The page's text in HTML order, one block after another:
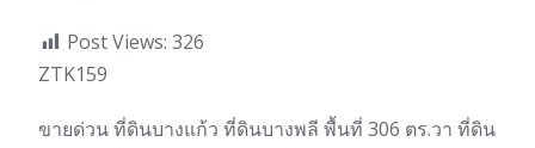
Post Views: 326
ZTK159
ขายด่วน ที่ดินบางแก้ว ที่ดินบางพลี พื้นที่ 306 ตร.วา ที่ดิน